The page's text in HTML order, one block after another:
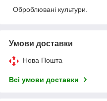
Оброблювані культури.
Умови доставки
Нова Пошта
Всі умови доставки